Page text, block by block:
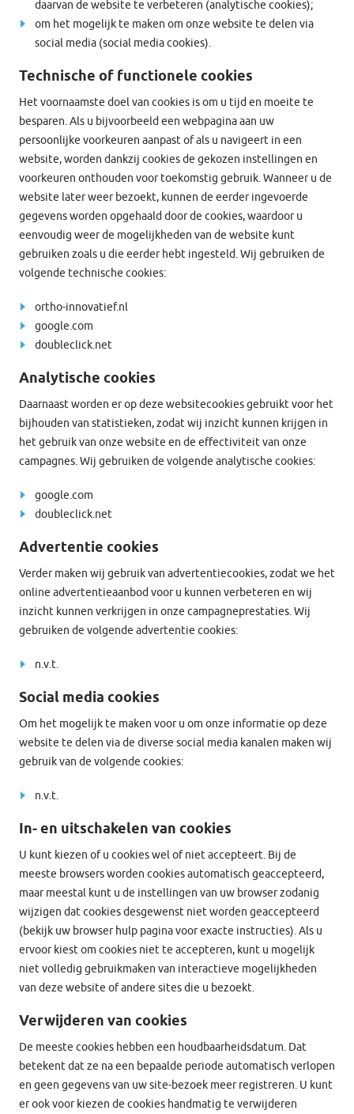
daarvan de website te verbeteren (analytische cookies);
om het mogelijk te maken om onze website te delen via
social media (social media cookies).
Technische of functionele cookies
Het voornaamste doel van cookies is om u tijd en moeite te
besparen. Als u bijvoorbeeld een webpagina aan uw
persoonlijke voorkeuren aanpast of als u navigeert in een
website, worden dankzij cookies de gekozen instellingen en
voorkeuren onthouden voor toekomstig gebruik. Wanneer u de
website later weer bezoekt, kunnen de eerder ingevoerde
gegevens worden opgehaald door de cookies, waardoor u
eenvoudig weer de mogelijkheden van de website kunt
gebruiken zoals u die eerder hebt ingesteld. Wij gebruiken de
volgende technische cookies:
ortho-innovatief.nl
google.com
doubleclick.net
Analytische cookies
Daarnaast worden er op deze websitecookies gebruikt voor het
bijhouden van statistieken, zodat wij inzicht kunnen krijgen in
het gebruik van onze website en de effectiviteit van onze
campagnes. Wij gebruiken de volgende analytische cookies:
google.com
doubleclick.net
Advertentie cookies
Verder maken wij gebruik van advertentiecookies, zodat we het
online advertentieaanbod voor u kunnen verbeteren en wij
inzicht kunnen verkrijgen in onze campagneprestaties. Wij
gebruiken de volgende advertentie cookies:
n.v.t.
Social media cookies
Om het mogelijk te maken voor u om onze informatie op deze
website te delen via de diverse social media kanalen maken wij
gebruik van de volgende cookies:
n.v.t.
In- en uitschakelen van cookies
U kunt kiezen of u cookies wel of niet accepteert. Bij de
meeste browsers worden cookies automatisch geaccepteerd,
maar meestal kunt u de instellingen van uw browser zodanig
wijzigen dat cookies desgewenst niet worden geaccepteerd
(bekijk uw browser hulp pagina voor exacte instructies). Als u
ervoor kiest om cookies niet te accepteren, kunt u mogelijk
niet volledig gebruikmaken van interactieve mogelijkheden
van deze website of andere sites die u bezoekt.
Verwijderen van cookies
De meeste cookies hebben een houdbaarheidsdatum. Dat
betekent dat ze na een bepaalde periode automatisch verlopen
en geen gegevens van uw site-bezoek meer registreren. U kunt
er ook voor kiezen de cookies handmatig te verwijderen